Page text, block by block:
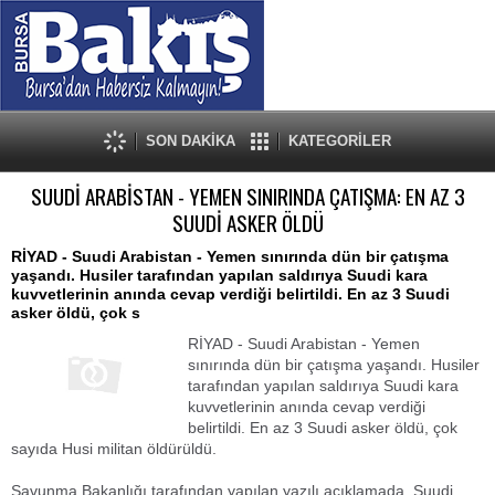
SON DAKİKA KATEGORİLER
SUUDİ ARABİSTAN - YEMEN SINIRINDA ÇATIŞMA: EN AZ 3
SUUDİ ASKER ÖLDÜ
RİYAD - Suudi Arabistan - Yemen sınırında dün bir çatışma
yaşandı. Husiler tarafından yapılan saldırıya Suudi kara
kuvvetlerinin anında cevap verdiği belirtildi. En az 3 Suudi
asker öldü, çok s
RİYAD - Suudi Arabistan - Yemen
sınırında dün bir çatışma yaşandı. Husiler
tarafından yapılan saldırıya Suudi kara
kuvvetlerinin anında cevap verdiği
belirtildi. En az 3 Suudi asker öldü, çok
sayıda Husi militan öldürüldü.
Savunma Bakanlığı tarafından yapılan yazılı açıklamada, Suudi